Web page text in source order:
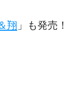
翔 」も発売！